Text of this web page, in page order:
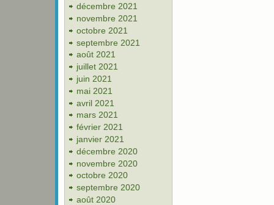
décembre 2021
novembre 2021
octobre 2021
septembre 2021
août 2021
juillet 2021
juin 2021
mai 2021
avril 2021
mars 2021
février 2021
janvier 2021
décembre 2020
novembre 2020
octobre 2020
septembre 2020
août 2020